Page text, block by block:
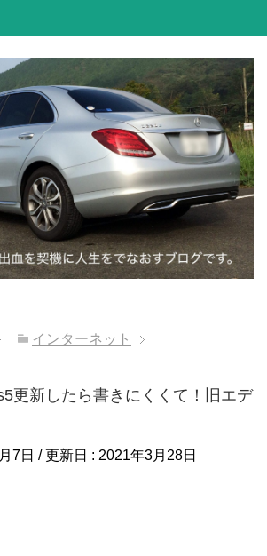
インターネット
更新したら書きにくくて！旧エデ
7日 / 更新日 : 2021年3月28日